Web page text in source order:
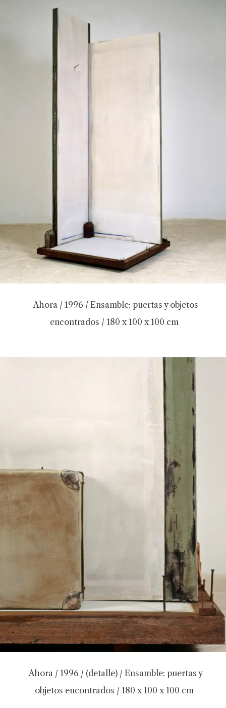
Ahora / 1996 / Ensamble: puertas y objetos
encontrados / 180 x 100 x 100 cm
Ahora / 1996 / (detalle) / Ensamble: puertas y
objetos encontrados / 180 x 100 x 100 cm